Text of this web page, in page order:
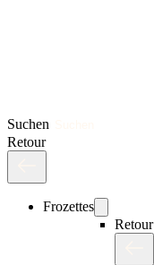
Suchen
Retour
Frozettes
Retour